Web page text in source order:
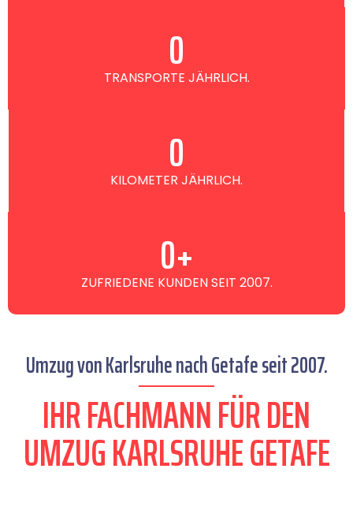
TRANSPORTE JÄHRLICH.
0
KILOMETER JÄHRLICH.
0
ZUFRIEDENE KUNDEN SEIT 2007.
0+
Umzug von Karlsruhe nach Getafe seit 2007.
IHR FACHMANN FÜR DEN
UMZUG KARLSRUHE GETAFE